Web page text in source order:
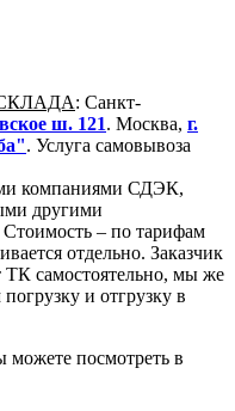
: Санкт-
ш. 121. Москва, г.
. Услуга самовывоза
компаниями СДЭК,
другими
– по тарифам
отдельно. Заказчик
ТК самостоятельно, мы же
и отгрузку в
посмотреть в